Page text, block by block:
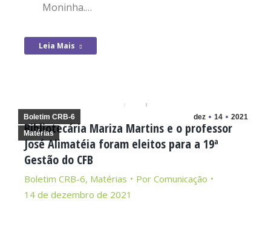
Moninha.…
Leia Mais
dez 14 2021
Boletim CRB-6
Matérias
Bibliotecária Mariza Martins e o professor
José Alimatéia foram eleitos para a 19ª
Gestão do CFB
Boletim CRB-6, Matérias Por Comunicação
14 de dezembro de 2021